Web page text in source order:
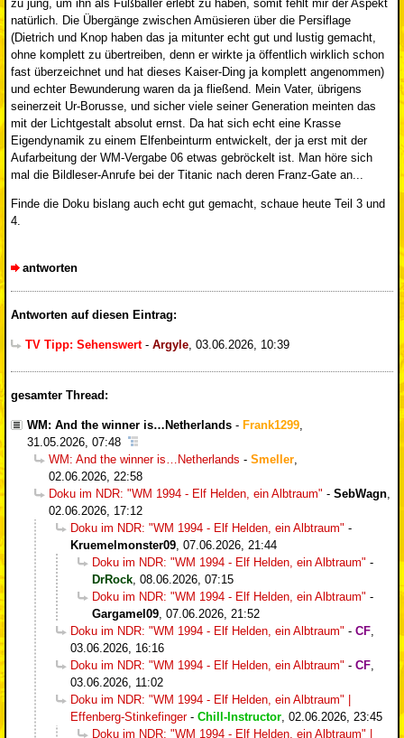
zu jung, um ihn als Fußballer erlebt zu haben, somit fehlt mir der Aspekt
natürlich. Die Übergänge zwischen Amüsieren über die Persiflage
(Dietrich und Knop haben das ja mitunter echt gut und lustig gemacht,
ohne komplett zu übertreiben, denn er wirkte ja öffentlich wirklich schon
fast überzeichnet und hat dieses Kaiser-Ding ja komplett angenommen)
und echter Bewunderung waren da ja fließend. Mein Vater, übrigens
seinerzeit Ur-Borusse, und sicher viele seiner Generation meinten das
mit der Lichtgestalt absolut ernst. Da hat sich echt eine Krasse
Eigendynamik zu einem Elfenbeinturm entwickelt, der ja erst mit der
Aufarbeitung der WM-Vergabe 06 etwas gebröckelt ist. Man höre sich
mal die Bildleser-Anrufe bei der Titanic nach deren Franz-Gate an...
Finde die Doku bislang auch echt gut gemacht, schaue heute Teil 3 und
4.
antworten
Antworten auf diesen Eintrag:
TV Tipp: Sehenswert- Argyle, 03.06.2026, 10:39
gesamter Thread:
WM: And the winner is…Netherlands - Frank1299
31.05.2026, 07:48
WM: And the winner is…Netherlands - Smeller
02.06.2026, 22:58
Doku im NDR: "WM 1994 - Elf Helden, ein Albtraum" - SebWagn
02.06.2026, 17:12
Doku im NDR: "WM 1994 - Elf Helden, ein Albtraum" -
Kruemelmonster09 07.06.2026, 21:44
Doku im NDR: "WM 1994 - Elf Helden, ein Albtraum" -
DrRock 08.06.2026, 07:15
Doku im NDR: "WM 1994 - Elf Helden, ein Albtraum" -
Gargamel09 07.06.2026, 21:52
Doku im NDR: "WM 1994 - Elf Helden, ein Albtraum" - CF
03.06.2026, 16:16
Doku im NDR: "WM 1994 - Elf Helden, ein Albtraum" - CF
03.06.2026, 11:02
Doku im NDR: "WM 1994 - Elf Helden, ein Albtraum" |
Effenberg-Stinkefinger- Chill-Instructor 02.06.2026, 23:45
Doku im NDR: "WM 1994 - Elf Helden, ein Albtraum" |